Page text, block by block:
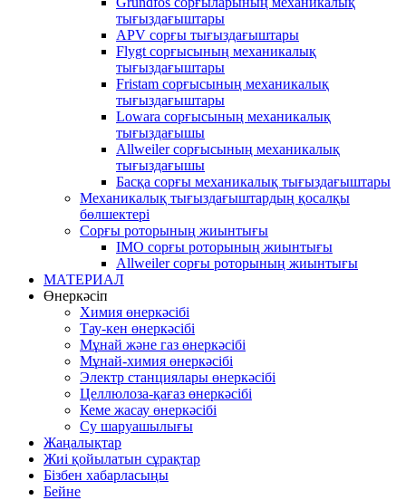
тығыздағыштары
APV сорғы тығыздағыштары
Flygt сорғысының механикалық
тығыздағыштары
Fristam сорғысының механикалық
тығыздағыштары
Lowara сорғысының механикалық
тығыздағышы
Allweiler сорғысының механикалық
тығыздағышы
Басқа сорғы механикалық тығыздағыштары
Механикалық тығыздағыштардың қосалқы
бөлшектері
Сорғы роторының жиынтығы
IMO сорғы роторының жиынтығы
Allweiler сорғы роторының жиынтығы
МАТЕРИАЛ
Өнеркәсіп
Химия өнеркәсібі
Тау-кен өнеркәсібі
Мұнай және газ өнеркәсібі
Мұнай-химия өнеркәсібі
Электр станциялары өнеркәсібі
Целлюлоза-қағаз өнеркәсібі
Кеме жасау өнеркәсібі
Су шаруашылығы
Жаңалықтар
Жиі қойылатын сұрақтар
Бізбен хабарласыңы
Бейне